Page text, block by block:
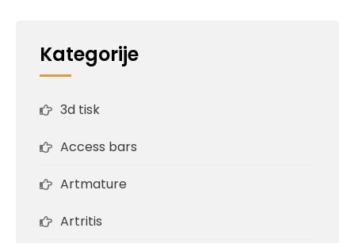
Kategorije
3d tisk
Access bars
Artmature
Artritis